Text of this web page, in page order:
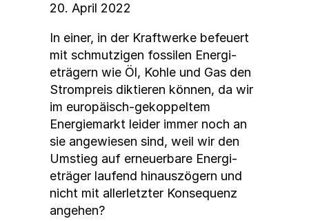
20. April 2022
In ein­er, in der Kraftwerke befeuert
mit schmutzi­gen fos­silen Energi­
eträgern wie Öl, Kohle und Gas den
Strompreis dik­tieren kön­nen, da wir
im europäisch-gekop­pel­tem
Energiemarkt lei­der immer noch an
sie angewiesen sind, weil wir den
Umstieg auf erneuer­bare Energi­
eträger laufend hin­auszögern und
nicht mit aller­let­zter Kon­se­quenz
ange­hen?